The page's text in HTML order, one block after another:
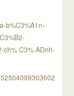
b%C3%A1n-
ch% C3% ADnh-